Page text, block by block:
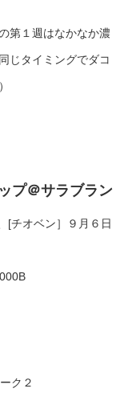
第１週はなかなか濃
じタイミングでダコ
プ＠サラブラン
[チオベン］９月６日
ク２